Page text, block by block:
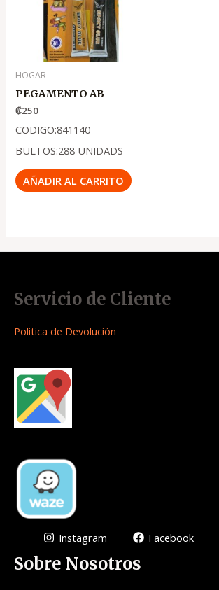
HOGAR
PEGAMENTO AB
₡250
CODIGO:841140
BULTOS:288 UNIDADS
AÑADIR AL CARRITO
Servicio de Cliente
Politica de Devolución
Instagram Facebook
Sobre Nosotros